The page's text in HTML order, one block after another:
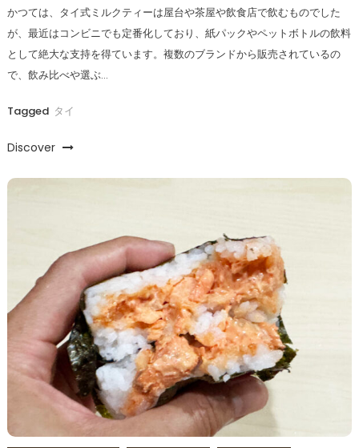
かつては、タイ式ミルクティーは屋台や茶屋や飲食店で飲むものでした
が、最近はコンビニでも定番化しており、紙パックやペットボトルの飲料
として絶大な支持を得ています。複数のブランドから販売されているの
で、飲み比べや選ぶ…
Tagged タイ
Discover